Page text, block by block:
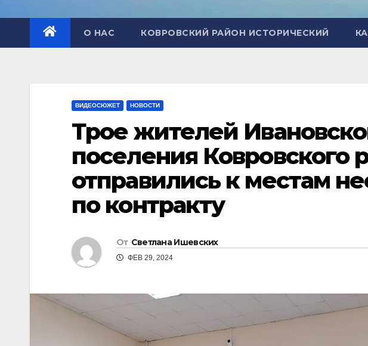
О НАС КОВРОВСКИЙ РАЙОН ИСТОРИЧЕСКИЙ
ВИДЕОСЮЖЕТ НОВОСТИ
Трое жителей
поселения Ковровского
отправились к местам
по контракту
От Светлана Ишевских
ФЕВ 29, 2024